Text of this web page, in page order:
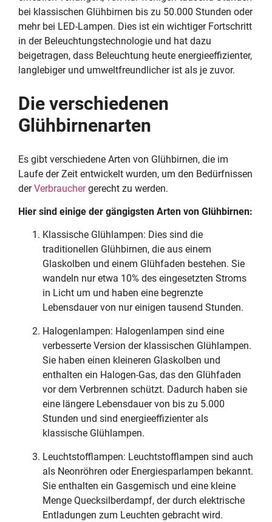
bei klassischen Glühbirnen bis zu 50.000 Stunden oder
mehr bei LED-Lampen. Dies ist ein wichtiger Fortschritt
in der Beleuchtungstechnologie und hat dazu
beigetragen, dass Beleuchtung heute energieeffizienter,
langlebiger und umweltfreundlicher ist als je zuvor.
Die verschiedenen
Glühbirnenarten
Es gibt verschiedene Arten von Glühbirnen, die im
Laufe der Zeit entwickelt wurden, um den Bedürfnissen
derVerbrauchergerecht zu werden.
Hier sind einige der gängigsten Arten von Glühbirnen:
Klassische Glühlampen: Dies sind die
traditionellen Glühbirnen, die aus einem
Glaskolben und einem Glühfaden bestehen. Sie
wandeln nur etwa 10% des eingesetzten Stroms
in Licht um und haben eine begrenzte
Lebensdauer von nur einigen tausend Stunden.
Halogenlampen: Halogenlampen sind eine
verbesserte Version der klassischen Glühlampen.
Sie haben einen kleineren Glaskolben und
enthalten ein Halogen-Gas, das den Glühfaden
vor dem Verbrennen schützt. Dadurch haben sie
eine längere Lebensdauer von bis zu 5.000
Stunden und sind energieeffizienter als
klassische Glühlampen.
Leuchtstofflampen: Leuchtstofflampen sind auch
als Neonröhren oder Energiesparlampen bekannt.
Sie enthalten ein Gasgemisch und eine kleine
Menge Quecksilberdampf, der durch elektrische
Entladungen zum Leuchten gebracht wird.